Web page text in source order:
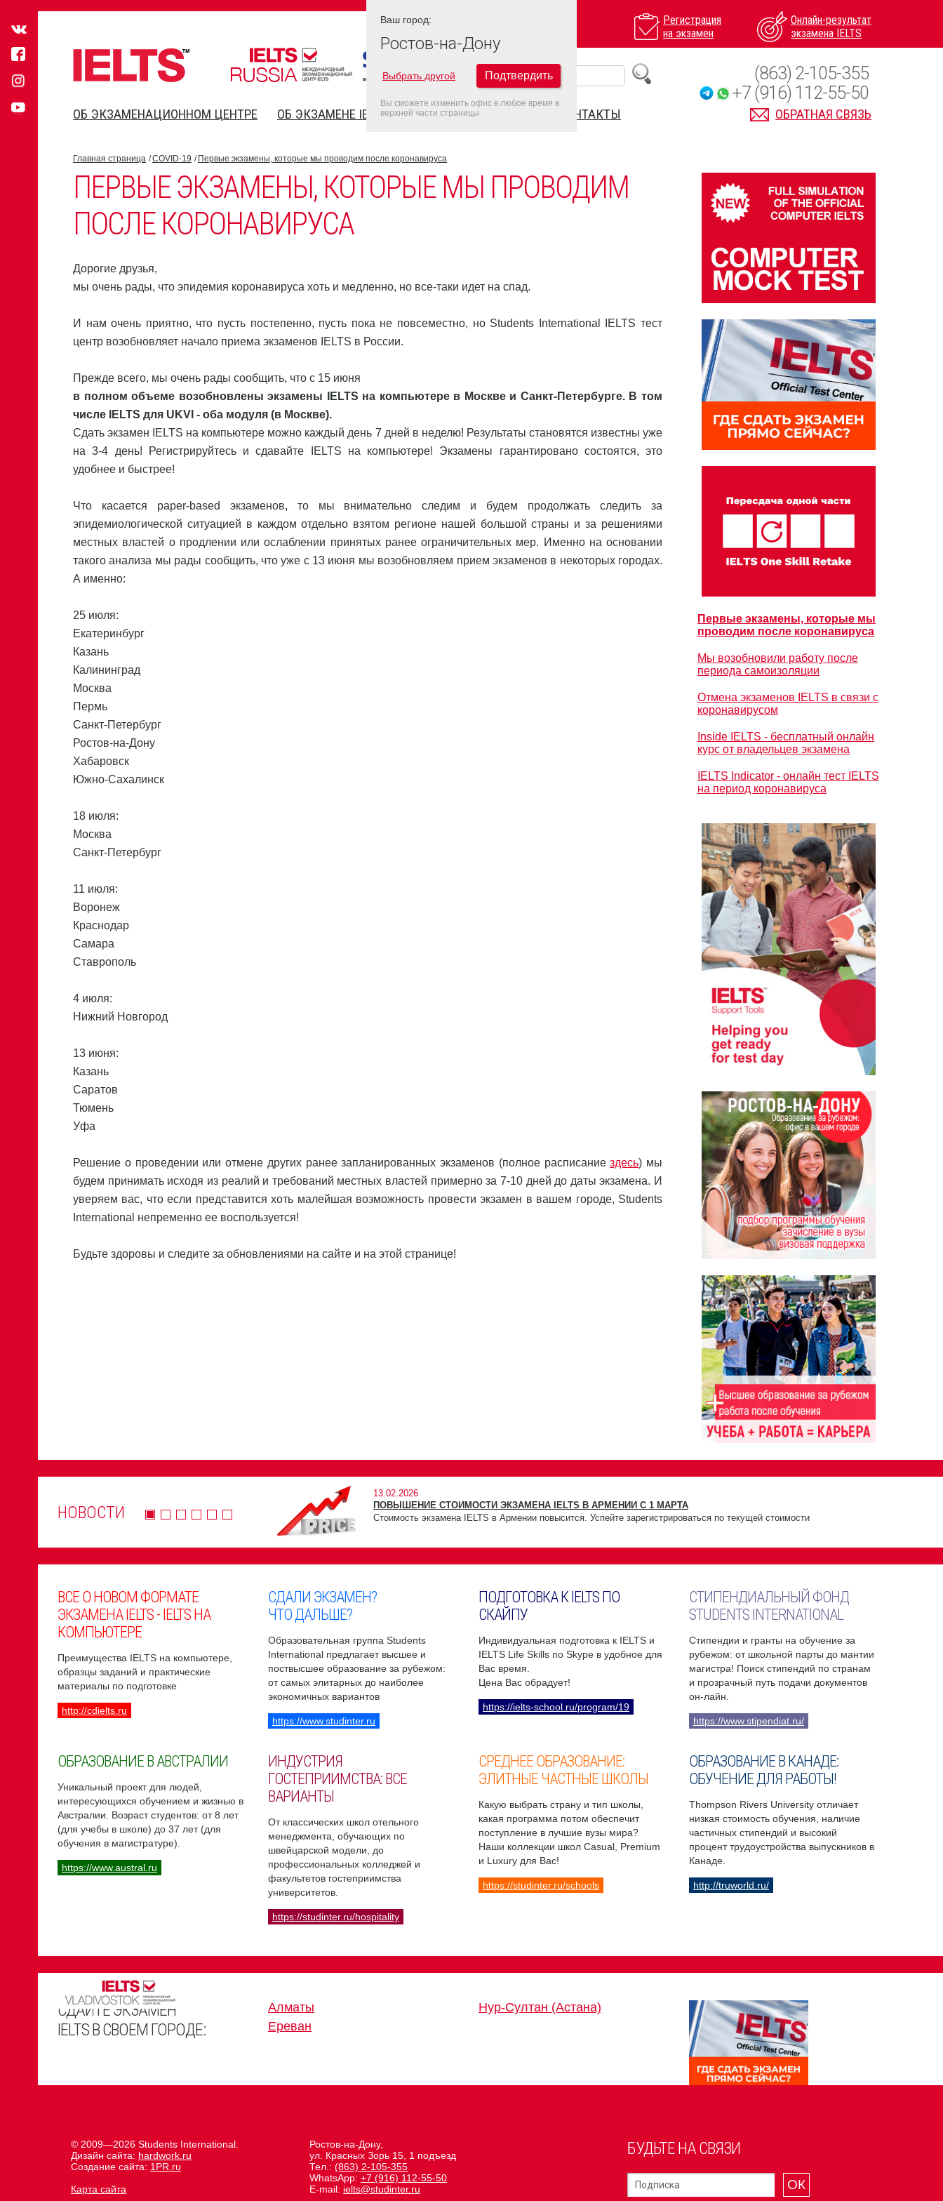
Регистрация
на экзамен
Онлайн-результат
экзамена IELTS
ОБ ЭКЗАМЕНАЦИОННОМ ЦЕНТРЕ ОБ ЭКЗАМЕНЕ IELTS FAQ ДАТЫ IELTS 2022 КОНТАКТЫ ОБРАТНАЯ СВЯЗЬ
(863) 2-105-355
+7 (916) 112-55-50
Главная страница COVID-19 Первые экзамены, которые мы проводим после коронавируса
ПЕРВЫЕ ЭКЗАМЕНЫ, КОТОРЫЕ МЫ ПРОВОДИМ
ПОСЛЕ КОРОНАВИРУСА
Дорогие друзья,
мы очень рады, что эпидемия коронавируса хоть и медленно, но все-таки идет на спад.
И нам очень приятно, что пусть постепенно, пусть пока не повсеместно, но Students International IELTS тест
центр возобновляет начало приема экзаменов IELTS в России.
Прежде всего, мы очень рады сообщить, что с 15 июня
в полном объеме возобновлены экзамены IELTS на компьютере в Москве и Санкт-Петербурге. В том
числе IELTS для UKVI - оба модуля (в Москве).
Сдать экзамен IELTS на компьютере можно каждый день 7 дней в неделю! Результаты становятся известны уже
на 3-4 день! Регистрируйтесь и сдавайте IELTS на компьютере! Экзамены гарантировано состоятся, это
удобнее и быстрее!
Что касается paper-based экзаменов, то мы внимательно следим и будем продолжать следить за
эпидемиологической ситуацией в каждом отдельно взятом регионе нашей большой страны и за решениями
местных властей о продлении или ослаблении принятых ранее ограничительных мер. Именно на основании
такого анализа мы рады сообщить, что уже с 13 июня мы возобновляем прием экзаменов в некоторых городах.
А именно:
25 июля:
Екатеринбург
Казань
Калининград
Москва
Пермь
Санкт-Петербург
Ростов-на-Дону
Хабаровск
Южно-Сахалинск
18 июля:
Москва
Санкт-Петербург
11 июля:
Воронеж
Краснодар
Самара
Ставрополь
4 июля:
Нижний Новгород
13 июня:
Казань
Саратов
Тюмень
Уфа
Решение о проведении или отмене других ранее запланированных экзаменов (полное расписаниездесь) мы
будем принимать исходя из реалий и требований местных властей примерно за 7-10 дней до даты экзамена. И
уверяем вас, что если представится хоть малейшая возможность провести экзамен в вашем городе, Students
International непременно ее воспользуется!
Будьте здоровы и следите за обновлениями на сайте и на этой странице!
Первые экзамены, которые мы
проводим после коронавируса
Мы возобновили работу после
периода самоизоляции
Отмена экзаменов IELTS в связи с
коронавирусом
Inside IELTS - бесплатный онлайн
курс от владельцев экзамена
IELTS Indicator - онлайн тест IELTS
на период коронавируса
НОВОСТИ
13.02.2026
ПОВЫШЕНИЕ СТОИМОСТИ ЭКЗАМЕНА IELTS В АРМЕНИИ С 1 МАРТА
Стоимость экзамена IELTS в Армении повысится. Успейте зарегистрироваться по текущей стоимости
ВСЕ О НОВОМ ФОРМАТЕ
ЭКЗАМЕНА IELTS - IELTS НА
КОМПЬЮТЕРЕ
Преимущества IELTS на компьютере,
образцы заданий и практические
материалы по подготовке
http://cdielts.ru
СДАЛИ ЭКЗАМЕН?
ЧТО ДАЛЬШЕ?
Образовательная группа Students
International предлагает высшее и
поствысшее образование за рубежом:
от самых элитарных до наиболее
экономичных вариантов
https://www.studinter.ru
ПОДГОТОВКА К IELTS ПО
СКАЙПУ
Индивидуальная подготовка к IELTS и
IELTS Life Skills по Skype в удобное для
Вас время.
Цена Вас обрадует!
https://ielts-school.ru/program/19
СТИПЕНДИАЛЬНЫЙ ФОНД
STUDENTS INTERNATIONAL
Стипендии и гранты на обучение за
рубежом: от школьной парты до мантии
магистра! Поиск стипендий по странам
и прозрачный путь подачи документов
он-лайн.
https://www.stipendiat.ru/
ОБРАЗОВАНИЕ В АВСТРАЛИИ
Уникальный проект для людей,
интересующихся обучением и жизнью в
Австралии. Возраст студентов: от 8 лет
(для учебы в школе) до 37 лет (для
обучения в магистратуре).
https://www.austral.ru
ИНДУСТРИЯ
ГОСТЕПРИИМСТВА: ВСЕ
ВАРИАНТЫ
От классических школ отельного
менеджмента, обучающих по
швейцарской модели, до
профессиональных колледжей и
факультетов гостеприимства
университетов.
https://studinter.ru/hospitality
СРЕДНЕЕ ОБРАЗОВАНИЕ:
ЭЛИТНЫЕ ЧАСТНЫЕ ШКОЛЫ
Какую выбрать страну и тип школы,
какая программа потом обеспечит
поступление в лучшие вузы мира?
Наши коллекции школ Casual, Premium
и Luxury для Вас!
https://studinter.ru/schools
ОБРАЗОВАНИЕ В КАНАДЕ:
ОБУЧЕНИЕ ДЛЯ РАБОТЫ!
Thompson Rivers University отличает
низкая стоимость обучения, наличие
частичных стипендий и высокий
процент трудоустройства выпускников в
Канаде.
http://truworld.ru/
СДАЙТЕ ЭКЗАМЕН
IELTS В СВОЕМ ГОРОДЕ:
Алматы
Ереван
Нур-Султан (Астана)
БУДЬТЕ НА СВЯЗИ
ОК
Ростов-на-Дону,
ул. Красных Зорь 15, 1 подъезд
Тел.: (863) 2-105-355
WhatsApp: +7 (916) 112-55-50
E-mail: ielts@studinter.ru
© 2009—2026 Students International.
Дизайн сайта: hardwork.ru
Создание сайта: 1PR.ru
Карта сайта
Ваш город:
Ростов-на-Дону
Выбрать другой Подтвердить
Вы сможете изменить офис в любое время в
верхней части страницы